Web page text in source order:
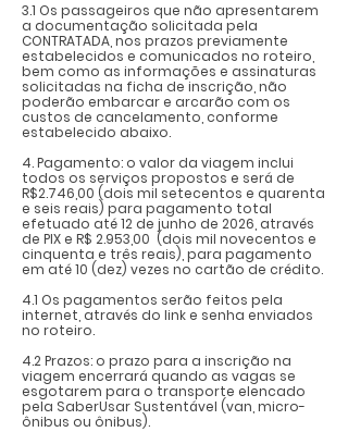
3.1 Os passageiros que não apresentarem
a documentação solicitada pela
CONTRATADA, nos prazos previamente
estabelecidos e comunicados no roteiro,
bem como as informações e assinaturas
solicitadas na ficha de inscrição, não
poderão embarcar e arcarão com os
custos de cancelamento, conforme
estabelecido abaixo.
4. Pagamento: o valor da viagem inclui
todos os serviços propostos e será de
R$2.746,00 (dois mil setecentos e quarenta
e seis reais) para pagamento total
efetuado até 12 de junho de 2026, através
de PIX e R$ 2.953,00 (dois mil novecentos e
cinquenta e três reais), para pagamento
em até 10 (dez) vezes no cartão de crédito.
4.1 Os pagamentos serão feitos pela
internet, através do link e senha enviados
no roteiro.
4.2 Prazos: o prazo para a inscrição na
viagem encerrará quando as vagas se
esgotarem para o transporte elencado
pela SaberUsar Sustentável (van, micro-
ônibus ou ônibus).